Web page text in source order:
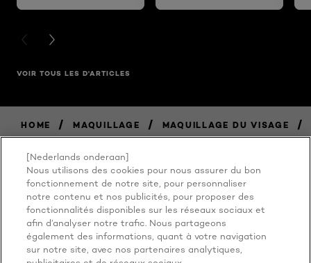
PREVIOUS CARD
NEXT CARD
VOIR TOUS LES D'ARTICLES
HOME / MAQUILLAGE / MAQUILLAGE DU VISAGE /
BECAUSE
YOU'RE
[Nederlands onderaan]
Nous utilisons des cookies pour nous assurer du bon
fonctionnement de notre site, pour personnaliser
notre contenu et nos publicités, pour proposer des
fonctionnalités disponibles sur les réseaux sociaux et
afin d’analyser notre trafic. Nous partageons
également des informations, quant à votre navigation
sur notre site, avec nos partenaires analytiques,